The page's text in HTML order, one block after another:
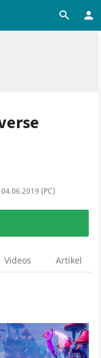
(PC)
Videos Artikel